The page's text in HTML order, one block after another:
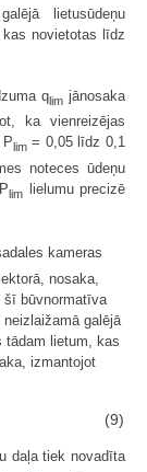
lietusūdeņu
novietotas līdz
qlim jānosaka
ka vienreizējas
Plim= 0,05 līdz 0,1
noteces ūdeņu
lim
lielumu precizē
kameras
nosaka,
šī būvnormatīva
neizlaižamā galējā
tādam lietum, kas
izmantojot
(9)
daļa tiek novadīta